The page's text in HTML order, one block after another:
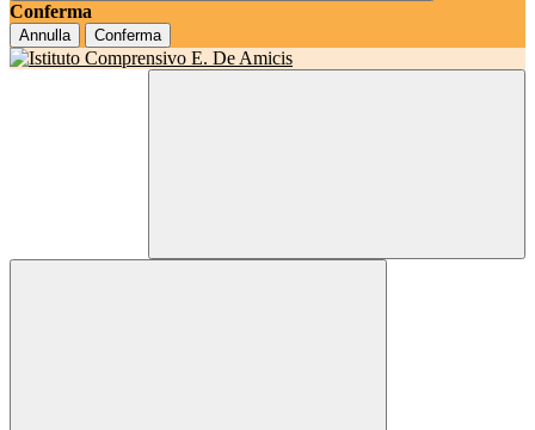
Conferma
Annulla Conferma